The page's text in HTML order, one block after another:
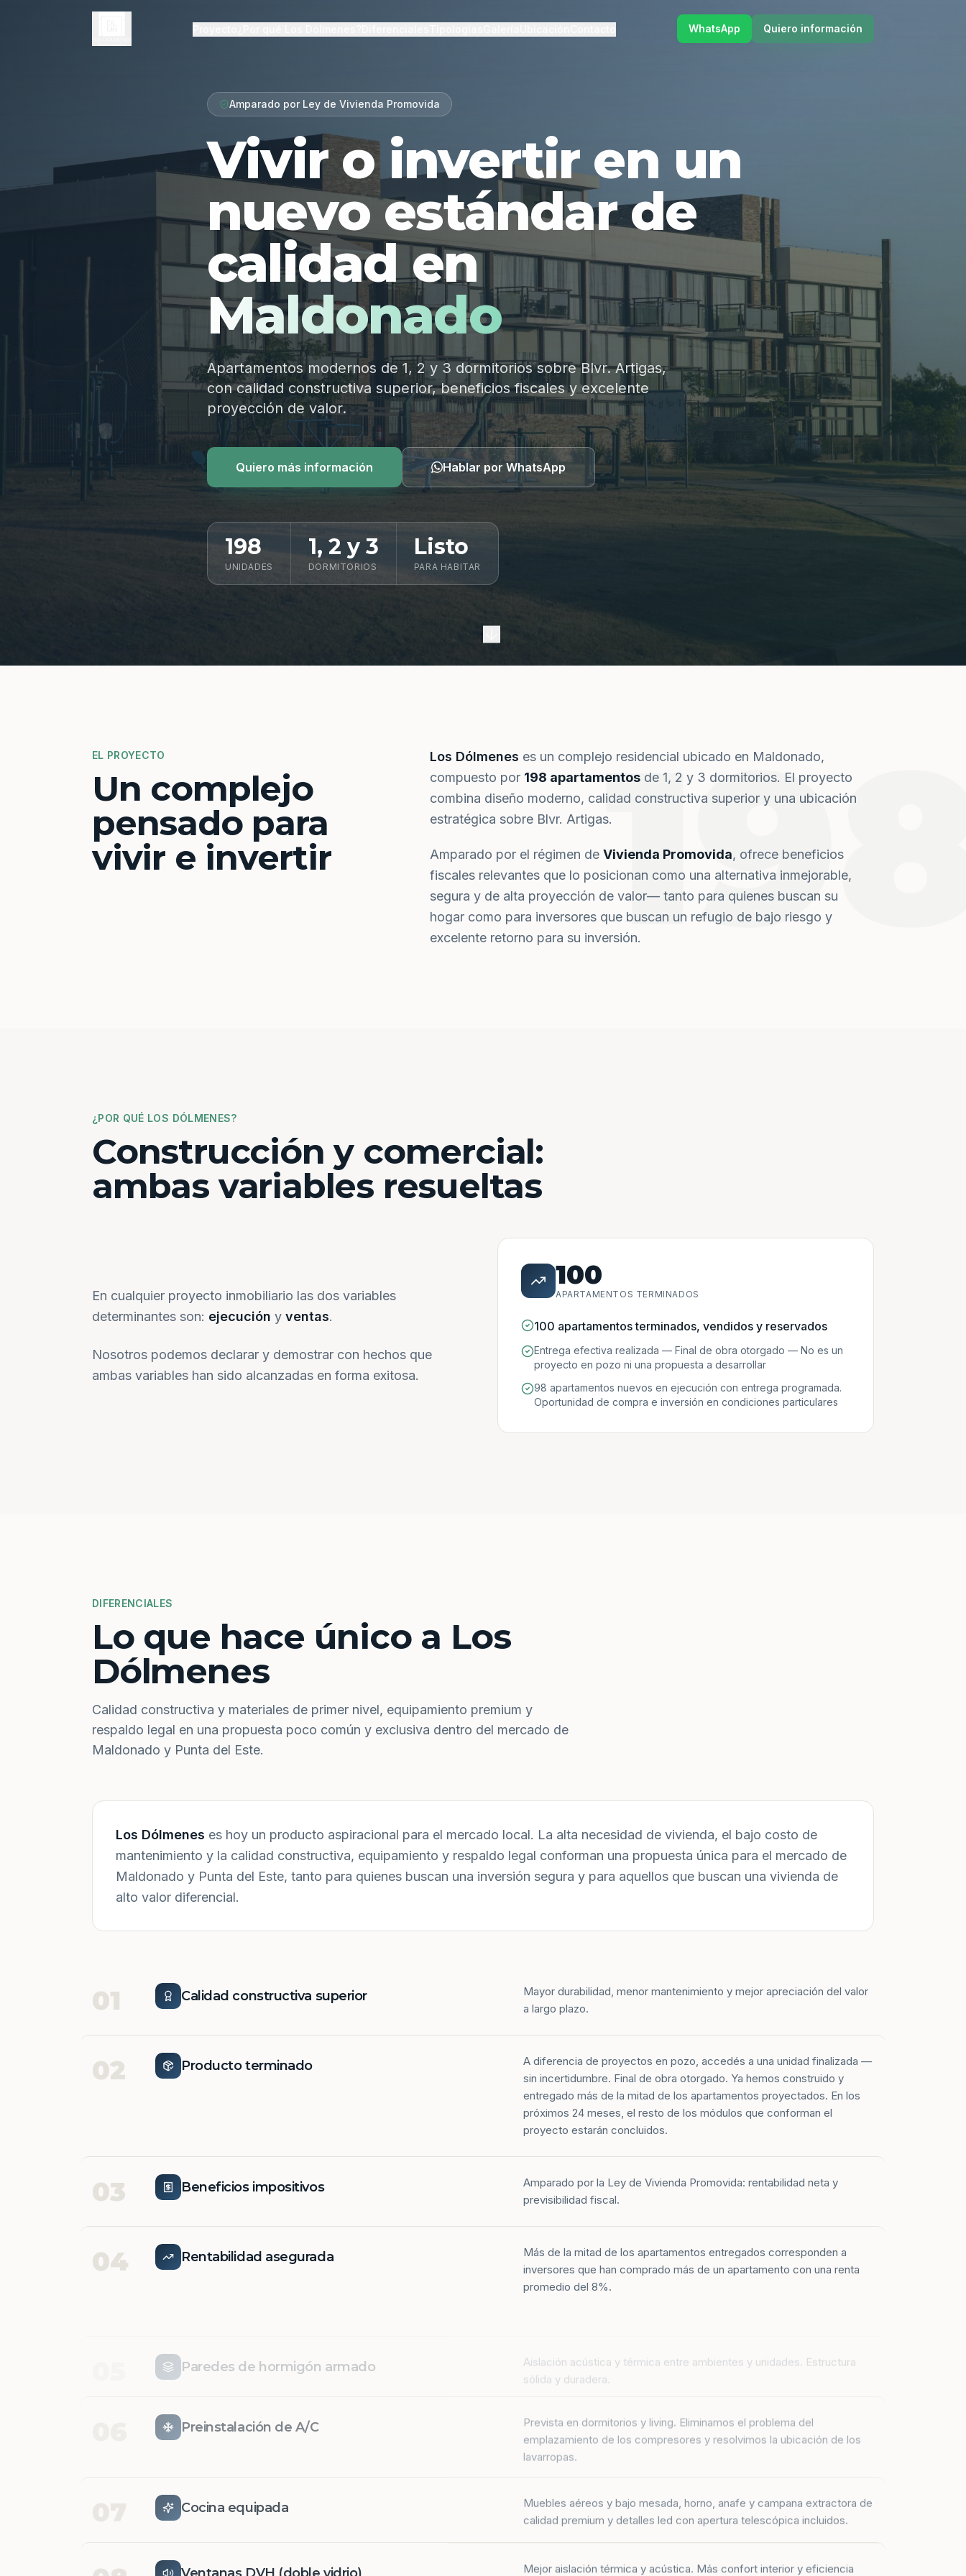
WhatsApp Quiero información
Amparado por Ley de Vivienda Promovida
Vivir o invertir en un
nuevo estándar de
calidad en
Maldonado
Apartamentos modernos de 1, 2 y 3 dormitorios sobre Blvr. Artigas,
con calidad constructiva superior, beneficios fiscales y excelente
proyección de valor.
Quiero más información Hablar por WhatsApp
198
UNIDADES
1, 2 y 3
DORMITORIOS
Listo
PARA HABITAR
EL PROYECTO
Un complejo
pensado para
vivir e invertir
Los Dólmenes es un complejo residencial ubicado en Maldonado,
compuesto por 198 apartamentos de 1, 2 y 3 dormitorios. El proyecto
combina diseño moderno, calidad constructiva superior y una ubicación
estratégica sobre Blvr. Artigas.
Amparado por el régimen de Vivienda Promovida, ofrece beneficios
fiscales relevantes que lo posicionan como una alternativa inmejorable,
segura y de alta proyección de valor— tanto para quienes buscan su
hogar como para inversores que buscan un refugio de bajo riesgo y
excelente retorno para su inversión.
¿POR QUÉ LOS DÓLMENES?
Construcción y comercial:
ambas variables resueltas
En cualquier proyecto inmobiliario las dos variables
determinantes son: ejecución y ventas.
Nosotros podemos declarar y demostrar con hechos que
ambas variables han sido alcanzadas en forma exitosa.
100
APARTAMENTOS TERMINADOS
100 apartamentos terminados, vendidos y reservados
Entrega efectiva realizada — Final de obra otorgado — No es un
proyecto en pozo ni una propuesta a desarrollar
98 apartamentos nuevos en ejecución con entrega programada.
Oportunidad de compra e inversión en condiciones particulares
DIFERENCIALES
Lo que hace único a Los
Dólmenes
Calidad constructiva y materiales de primer nivel, equipamiento premium y
respaldo legal en una propuesta poco común y exclusiva dentro del mercado de
Maldonado y Punta del Este.
Los Dólmenes es hoy un producto aspiracional para el mercado local. La alta necesidad de vivienda, el bajo costo de
mantenimiento y la calidad constructiva, equipamiento y respaldo legal conforman una propuesta única para el mercado de
Maldonado y Punta del Este, tanto para quienes buscan una inversión segura y para aquellos que buscan una vivienda de
alto valor diferencial.
01 Calidad constructiva superior
Mayor durabilidad, menor mantenimiento y mejor apreciación del valor
a largo plazo.
02 Producto terminado
A diferencia de proyectos en pozo, accedés a una unidad finalizada —
sin incertidumbre. Final de obra otorgado. Ya hemos construido y
entregado más de la mitad de los apartamentos proyectados. En los
próximos 24 meses, el resto de los módulos que conforman el
proyecto estarán concluidos.
03 Beneficios impositivos
Amparado por la Ley de Vivienda Promovida: rentabilidad neta y
previsibilidad fiscal.
04 Rentabilidad asegurada
Más de la mitad de los apartamentos entregados corresponden a
inversores que han comprado más de un apartamento con una renta
promedio del 8%.
sólida y duradera.
emplazamiento de los compresores y resolvimos la ubicación de los
lavarropas.
Cocina equipada
Muebles aéreos y bajo mesada, horno, anafe y campana extractora de
calidad premium y detalles led con apertura telescópica incluidos.
Ventanas DVH (doble vidrio) Mejor aislación térmica y acústica. Más confort interior y eficiencia